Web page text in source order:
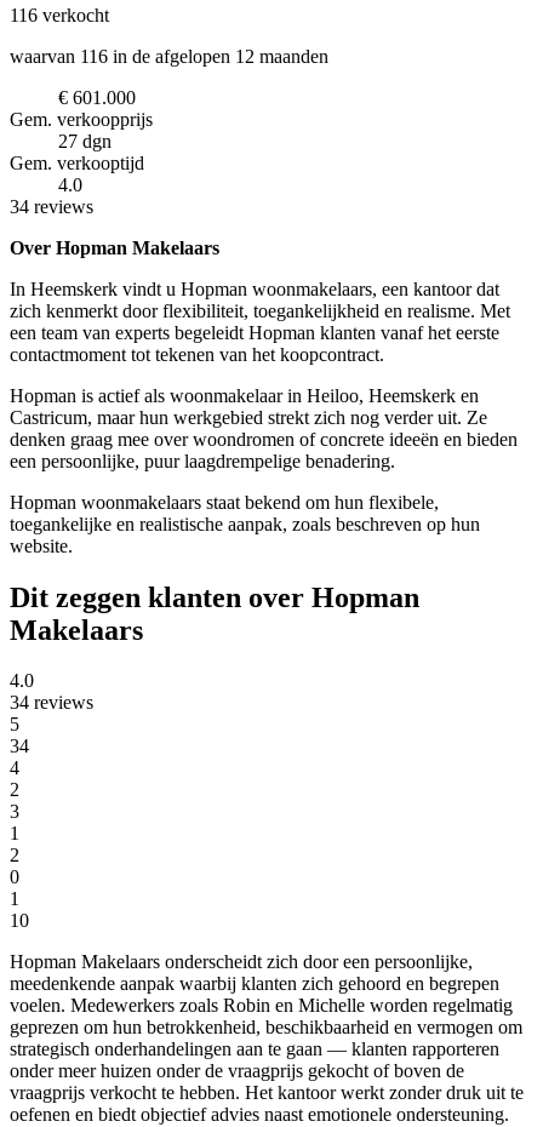
116 verkocht
waarvan 116 in de afgelopen 12 maanden
€ 601.000
Gem. verkoopprijs
27 dgn
Gem. verkooptijd
4.0
34 reviews
Over Hopman Makelaars
In Heemskerk vindt u Hopman woonmakelaars, een kantoor dat
zich kenmerkt door flexibiliteit, toegankelijkheid en realisme. Met
een team van experts begeleidt Hopman klanten vanaf het eerste
contactmoment tot tekenen van het koopcontract.
Hopman is actief als woonmakelaar in Heiloo, Heemskerk en
Castricum, maar hun werkgebied strekt zich nog verder uit. Ze
denken graag mee over woondromen of concrete ideeën en bieden
een persoonlijke, puur laagdrempelige benadering.
Hopman woonmakelaars staat bekend om hun flexibele,
toegankelijke en realistische aanpak, zoals beschreven op hun
website.
Dit zeggen klanten over Hopman
Makelaars
4.0
34 reviews
5
34
4
2
3
1
2
0
1
10
Hopman Makelaars onderscheidt zich door een persoonlijke,
meedenkende aanpak waarbij klanten zich gehoord en begrepen
voelen. Medewerkers zoals Robin en Michelle worden regelmatig
geprezen om hun betrokkenheid, beschikbaarheid en vermogen om
strategisch onderhandelingen aan te gaan — klanten rapporteren
onder meer huizen onder de vraagprijs gekocht of boven de
vraagprijs verkocht te hebben. Het kantoor werkt zonder druk uit te
oefenen en biedt objectief advies naast emotionele ondersteuning.